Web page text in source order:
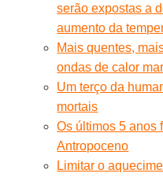
serão expostas a
aumento da
Mais quentes,
ondas de calor
Um terço da
mortais
Os últimos 5 anos
Antropoceno
Limitar o